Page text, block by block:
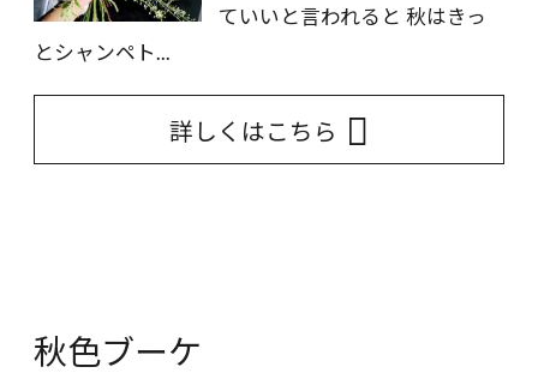
ていいと言われると 秋はきっ
とシャンペト...
詳しくはこちら
秋色ブーケ